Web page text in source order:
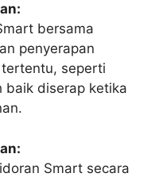
bersama
penyerapan
seperti
baik diserap ketika
Smart secara